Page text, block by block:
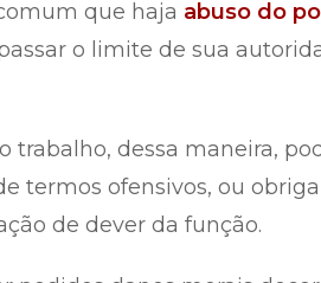
que haja abuso do
o limite de sua
trabalho, dessa maneira,
termos ofensivos, ou
de dever da função.